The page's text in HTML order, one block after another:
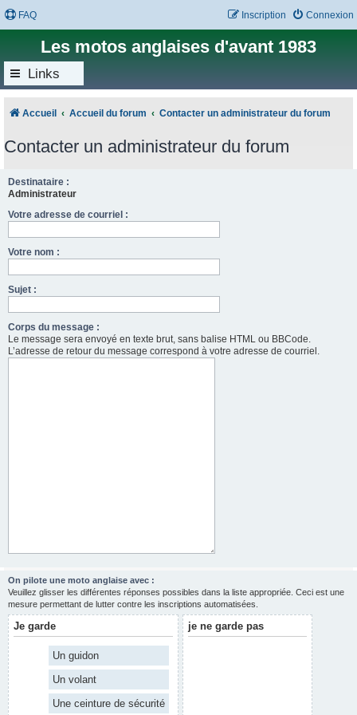
FAQ Connexion
Inscription
Les motos anglaises d'avant 1983
Links
Accueil Accueil du forum Contacter un administrateur du forum
Contacter un administrateur du forum
Destinataire :
Administrateur
Votre adresse de courriel :
Votre nom :
Sujet :
Corps du message :
Le message sera envoyé en texte brut, sans balise HTML ou BBCode.
L’adresse de retour du message correspond à votre adresse de courriel.
On pilote une moto anglaise avec :
Veuillez glisser les différentes réponses possibles dans la liste appropriée. Ceci est une
mesure permettant de lutter contre les inscriptions automatisées.
Je garde
Un guidon
Un volant
Une ceinture de sécurité
je ne garde pas